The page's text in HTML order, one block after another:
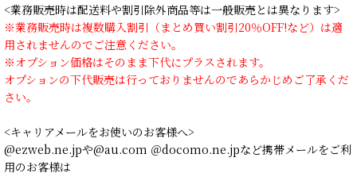
<業務販売時は配送料や割引除外商品等は一般販売とは異なります>
※業務販売時は複数購入割引（まとめ買い割引20％OFF!など）は適
用されませんのでご注意ください。
※オプション価格はそのまま下代にプラスされます。
オプションの下代販売は行っておりませんのであらかじめご了承くだ
さい。
<キャリアメールをお使いのお客様へ>
@ezweb.ne.jpや@au.com ＠docomo.ne.jpなど携帯メールをご利
用のお客様は